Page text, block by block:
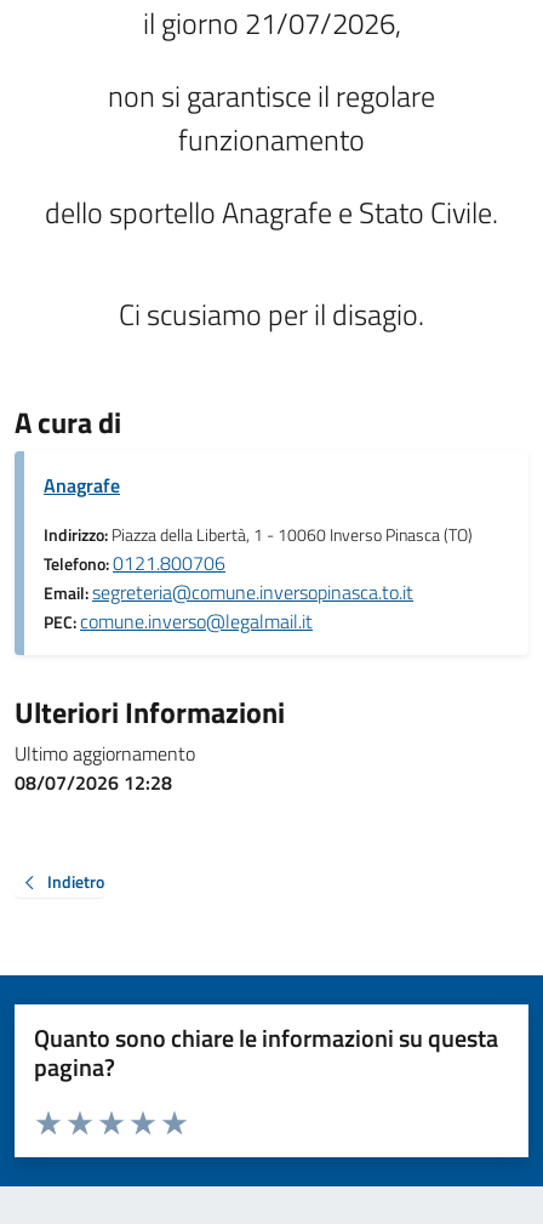
il giorno 21/07/2026,
non si garantisce il regolare
funzionamento
dello sportello Anagrafe e Stato Civile.
Ci scusiamo per il disagio.
A cura di
Anagrafe
Indirizzo:Piazza della Libertà, 1 - 10060 Inverso Pinasca (TO)
Telefono:0121.800706
Email:segreteria@comune.inversopinasca.to.it
PEC:comune.inverso@legalmail.it
Ulteriori Informazioni
Ultimo aggiornamento
08/07/2026 12:28
Indietro
Quanto sono chiare le informazioni su questa
pagina?
Valuta da 1 a 5 stelle la pagina
Valuta 5 stelle su 5
Valuta 4 stelle su 5
Valuta 3 stelle su 5
Valuta 2 stelle su 5
Valuta 1 stelle su 5